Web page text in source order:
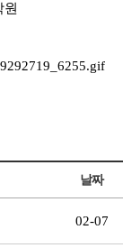
날짜
02-07